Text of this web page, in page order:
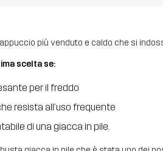
più venduto e caldo che si
scelta se:
per il freddo
resista all’uso frequente
di una giacca in pile.